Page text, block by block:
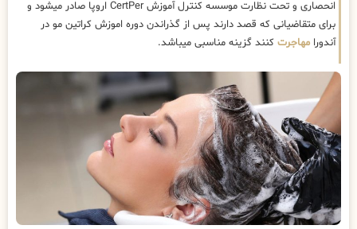
انحصاری و تحت نظارت موسسه کنترل آموزش CertPer اروپا صادر میشود و
برای متقاضیانی که قصد دارند پس از گذراندن دوره اموزش کراتین مو در
آندورا مهاجرت کنند گزینه مناسبی میباشد.